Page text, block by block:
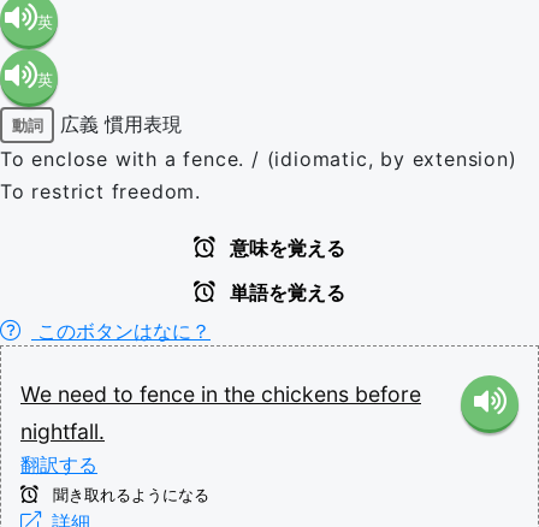
英
語（米
国）
英
語（イ
ギリ
(en-GB)
動詞 広義 慣用表現
To enclose with a fence. / (idiomatic, by extension)
To restrict freedom.
意味を覚える
単語を覚える
このボタンはなに？
We need to fence in the chickens before
nightfall.
翻訳する
聞き取れるようになる
詳細